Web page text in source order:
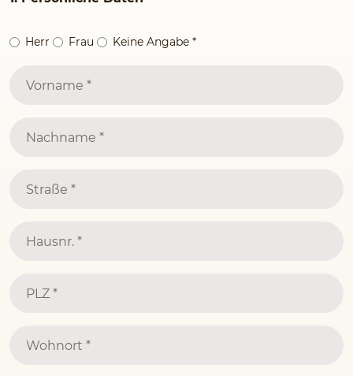
Herr Frau Keine Angabe *